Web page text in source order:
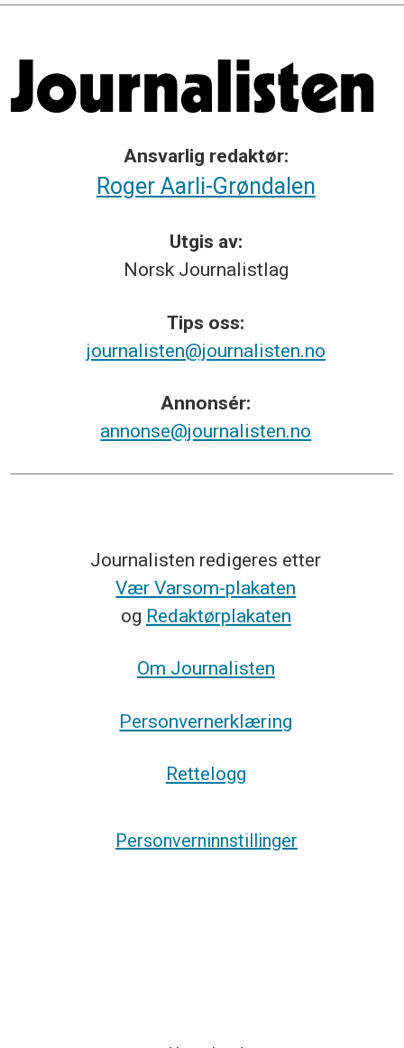
Ansvarlig redaktør:
Roger Aarli-Grøndalen
Utgis av:
Norsk Journalistlag
Tips oss:
journalisten@journalisten.no
Annonsér:
annonse@journalisten.no
Journalisten redigeres etter
Vær Varsom-plakaten
og Redaktørplakaten
Om Journalisten
Personvernerklæring
Rettelogg
Personverninnstillinger